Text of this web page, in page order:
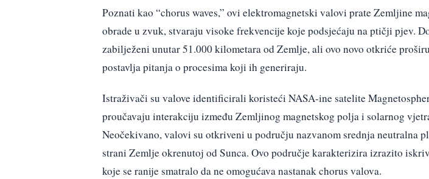
Poznati kao “chorus waves,” ovi elektromagnetski valovi prate Zemljine
obrade u zvuk, stvaraju visoke frekvencije koje podsjećaju na ptičji pjev.
zabilježeni unutar 51.000 kilometara od Zemlje, ali ovo novo otkriće
postavlja pitanja o procesima koji ih generiraju.
Istraživači su valove identificirali koristeći NASA-ine satelite
proučavaju interakciju između Zemljinog magnetskog polja i solarnog
Neočekivano, valovi su otkriveni u području nazvanom srednja neutralna
strani Zemlje okrenutoj od Sunca. Ovo područje karakterizira izrazito
koje se ranije smatralo da ne omogućava nastanak chorus valova.